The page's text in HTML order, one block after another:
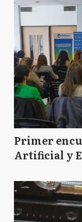
Primer
Artificial y